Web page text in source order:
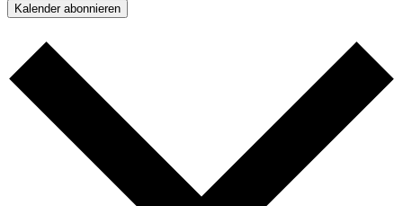
Kalender abonnieren